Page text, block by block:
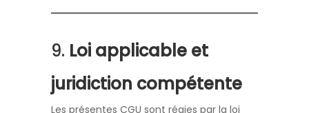
9. Loi applicable et
juridiction compétente
Les présentes CGU sont régies par la loi